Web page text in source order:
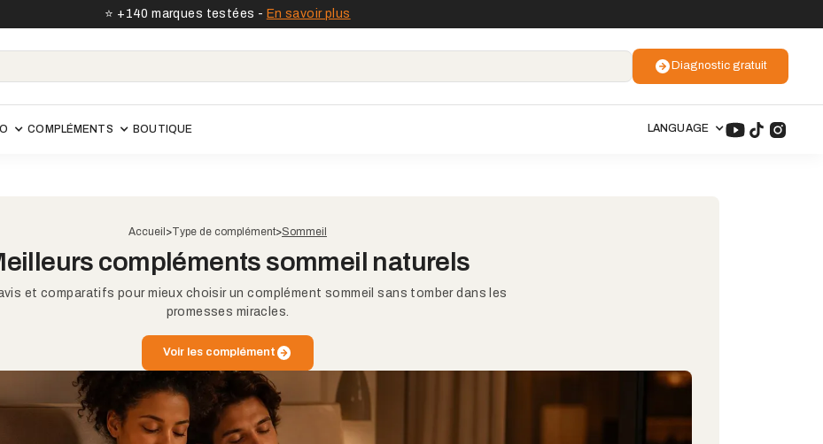
⭐️ +140 marques testées - En savoir plus
Diagnostic gratuit
COMPLÉMENTS BOUTIQUE LANGUAGE
Accueil >Type de complément>Sommeil
compléments sommeil naturels
et comparatifs pour mieux choisir un complément sommeil sans tomber dans les
promesses miracles.
Voir les complément